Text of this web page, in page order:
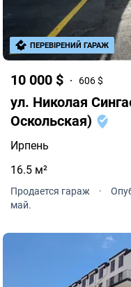
10 000 $ 606 $
ул. Николая
Оскольская)
Ирпень
16.5 м²
Продается гараж ·
май.
ПЕРЕВІРЕНИЙ ГАРАЖ